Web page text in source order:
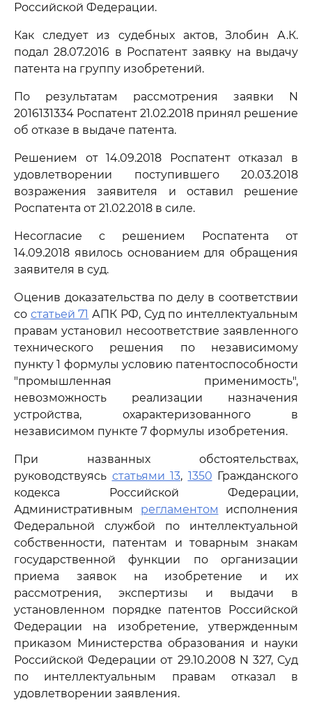
Российской Федерации.
Как следует из судебных актов, Злобин А.К.
подал 28.07.2016 в Роспатент заявку на выдачу
патента на группу изобретений.
По результатам рассмотрения заявки N
2016131334 Роспатент 21.02.2018 принял решение
об отказе в выдаче патента.
Решением от 14.09.2018 Роспатент отказал в
удовлетворении поступившего 20.03.2018
возражения заявителя и оставил решение
Роспатента от 21.02.2018 в силе.
Несогласие с решением Роспатента от
14.09.2018 явилось основанием для обращения
заявителя в суд.
Оценив доказательства по делу в соответствии
со статьей 71 АПК РФ, Суд по интеллектуальным
правам установил несоответствие заявленного
технического решения по независимому
пункту 1 формулы условию патентоспособности
"промышленная применимость",
невозможность реализации назначения
устройства, охарактеризованного в
независимом пункте 7 формулы изобретения.
При названных обстоятельствах,
руководствуясь статьями 13, 1350 Гражданского
кодекса Российской Федерации,
Административным регламентом исполнения
Федеральной службой по интеллектуальной
собственности, патентам и товарным знакам
государственной функции по организации
приема заявок на изобретение и их
рассмотрения, экспертизы и выдачи в
установленном порядке патентов Российской
Федерации на изобретение, утвержденным
приказом Министерства образования и науки
Российской Федерации от 29.10.2008 N 327, Суд
по интеллектуальным правам отказал в
удовлетворении заявления.